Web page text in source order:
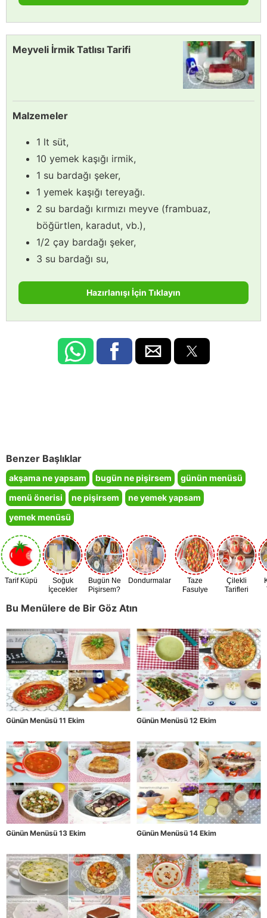
Meyveli İrmik Tatlısı Tarifi
Malzemeler
1 lt süt,
10 yemek kaşığı irmik,
1 su bardağı şeker,
1 yemek kaşığı tereyağı.
2 su bardağı kırmızı meyve (frambuaz,
böğürtlen, karadut, vb.),
1/2 çay bardağı şeker,
3 su bardağı su,
Hazırlanışı İçin Tıklayın
Benzer Başlıklar
akşama ne yapsam bugün ne pişirsem
günün menüsü
menü önerisi
ne pişirsem
ne yemek yapsam
yemek menüsü
Tarif Küpü
Soğuk
İçecekler
Bugün Ne
Pişirsem?
Dondurmalar
Taze
Fasulye
Çilekli
Tarifleri
Bu Menülere de Bir Göz Atın
Günün Menüsü 11 Ekim Günün Menüsü 12 Ekim
Günün Menüsü 13 Ekim Günün Menüsü 14 Ekim